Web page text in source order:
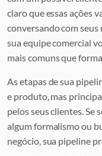
claro que essas ações
conversando com
sua equipe comercial
mais comuns que
As etapas de sua
e produto, mas
pelos seus clientes. Se
algum formalismo ou
negócio, sua pipeline